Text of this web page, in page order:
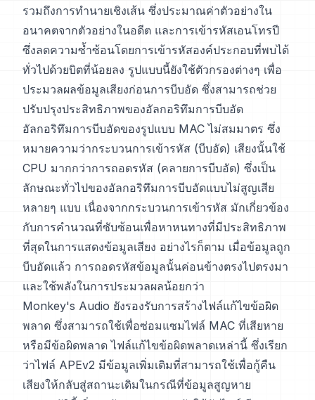
รวมถึงการทำนายเชิงเส้น ซึ่งประมาณค่าตัวอย่างใน
อนาคตจากตัวอย่างในอดีต และการเข้ารหัสเอนโทรปี
ซึ่งลดความซ้ำซ้อนโดยการเข้ารหัสองค์ประกอบที่พบได้
ทั่วไปด้วยบิตที่น้อยลง รูปแบบนี้ยังใช้ตัวกรองต่างๆ เพื่อ
ประมวลผลข้อมูลเสียงก่อนการบีบอัด ซึ่งสามารถช่วย
ปรับปรุงประสิทธิภาพของอัลกอริทึมการบีบอัด
อัลกอริทึมการบีบอัดของรูปแบบ MAC ไม่สมมาตร ซึ่ง
หมายความว่ากระบวนการเข้ารหัส (บีบอัด) เสียงนั้นใช้
CPU มากกว่าการถอดรหัส (คลายการบีบอัด) ซึ่งเป็น
ลักษณะทั่วไปของอัลกอริทึมการบีบอัดแบบไม่สูญเสีย
หลายๆ แบบ เนื่องจากกระบวนการเข้ารหัส มักเกี่ยวข้อง
กับการคำนวณที่ซับซ้อนเพื่อหาหนทางที่มีประสิทธิภาพ
ที่สุดในการแสดงข้อมูลเสียง อย่างไรก็ตาม เมื่อข้อมูลถูก
บีบอัดแล้ว การถอดรหัสข้อมูลนั้นค่อนข้างตรงไปตรงมา
และใช้พลังในการประมวลผลน้อยกว่า
Monkey's Audio ยังรองรับการสร้างไฟล์แก้ไขข้อผิด
พลาด ซึ่งสามารถใช้เพื่อซ่อมแซมไฟล์ MAC ที่เสียหาย
หรือมีข้อผิดพลาด ไฟล์แก้ไขข้อผิดพลาดเหล่านี้ ซึ่งเรียก
ว่าไฟล์ APEv2 มีข้อมูลเพิ่มเติมที่สามารถใช้เพื่อกู้คืน
เสียงให้กลับสู่สถานะเดิมในกรณีที่ข้อมูลสูญหาย